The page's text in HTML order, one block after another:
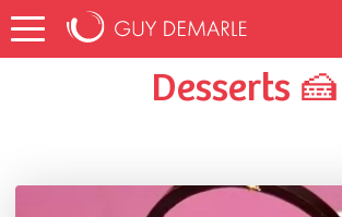
Accueil isabellem_1e4f Listes de favoris
Desserts 🍰